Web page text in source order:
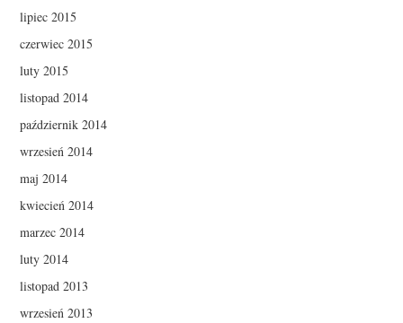
lipiec 2015
czerwiec 2015
luty 2015
listopad 2014
październik 2014
wrzesień 2014
maj 2014
kwiecień 2014
marzec 2014
luty 2014
listopad 2013
wrzesień 2013